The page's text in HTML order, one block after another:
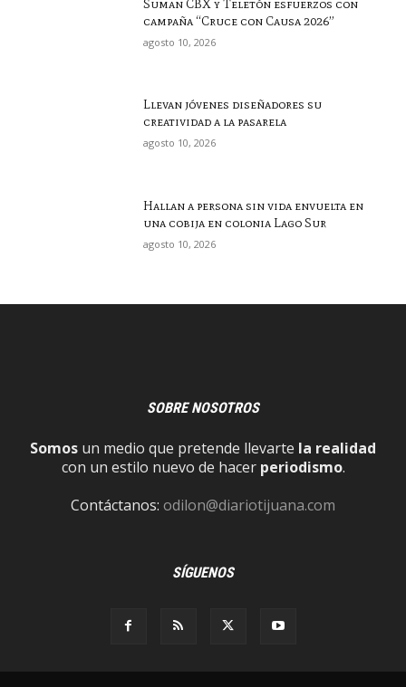
Suman CBX y Teletón esfuerzos con
campaña “Cruce con Causa 2026”
agosto 10, 2026
Llevan jóvenes diseñadores su
creatividad a la pasarela
agosto 10, 2026
Hallan a persona sin vida envuelta en
una cobija en colonia Lago Sur
agosto 10, 2026
SOBRE NOSOTROS
Somos un medio que pretende llevarte la realidad
con un estilo nuevo de hacer periodismo.
Contáctanos: odilon@diariotijuana.com
SÍGUENOS